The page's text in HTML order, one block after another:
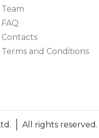
Team
FAQ
Contacts
Terms and Conditions
All rights reserved.